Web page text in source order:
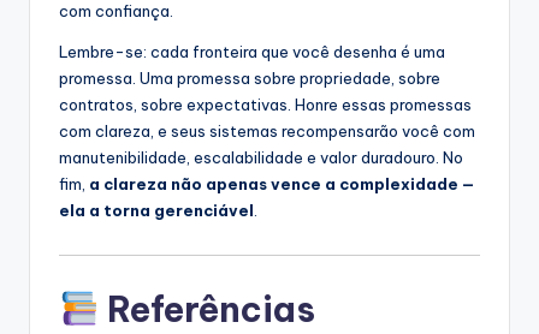
com confiança.
Lembre-se: cada fronteira que você desenha é uma
promessa. Uma promessa sobre propriedade, sobre
contratos, sobre expectativas. Honre essas promessas
com clareza, e seus sistemas recompensarão você com
manutenibilidade, escalabilidade e valor duradouro. No
fim, a clareza não apenas vence a complexidade —
ela a torna gerenciável
Referências